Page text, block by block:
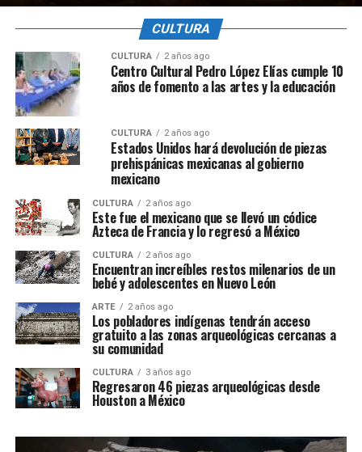
CULTURA
CULTURA 2 años ago
Centro Cultural Pedro López Elías cumple 10
años de fomento a las artes y la educación
CULTURA 2 años ago
Estados Unidos hará devolución de piezas
prehispánicas mexicanas al gobierno
mexicano
CULTURA 2 años ago
Este fue el mexicano que se llevó un códice
Azteca de Francia y lo regresó a México
CULTURA 2 años ago
Encuentran increíbles restos milenarios de un
bebé y adolescentes en Nuevo León
ARTE 2 años ago
Los pobladores indígenas tendrán acceso
gratuito a las zonas arqueológicas cercanas a
su comunidad
CULTURA 3 años ago
Regresaron 46 piezas arqueológicas desde
Houston a México